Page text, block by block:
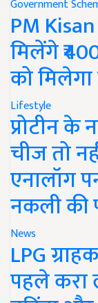
Government
PM
मिलेंगे
को
Lifestyle
प्रोटीन
चीज तो
एनालॉग
नकली की
News
LPG
पहले करा